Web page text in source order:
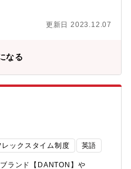
業課・同社売上の約60％を占
行う部署【期待する役割】・
量包装ラインシステム）の受
拓でき競合他社顧客を奪取す
出向について：将来的に有り
更新日 2023.12.07
なる
レックスタイム制度 英語
ランド【DANTON】や